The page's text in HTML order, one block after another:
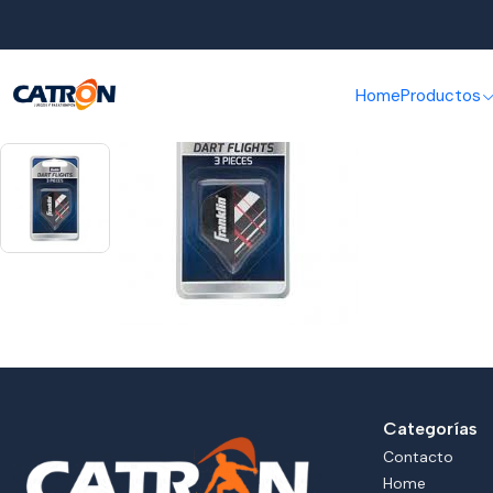
HomeProductos
Categorías
Contacto
Home